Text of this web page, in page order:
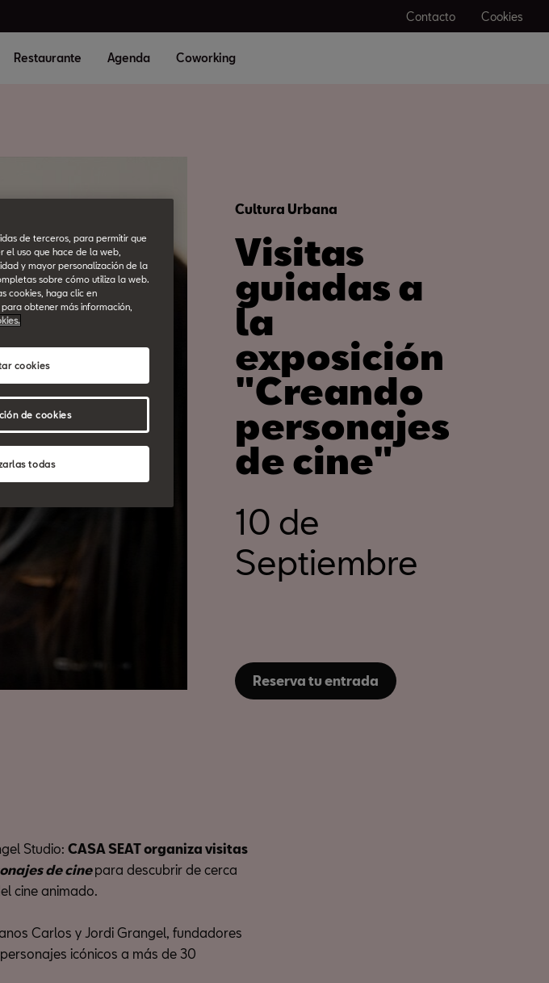
Contacto Cookies
Restaurante Agenda Coworking
Cultura Urbana
Visitas
guiadas a
la
exposición
"Creando
personajes
de cine"
10 de
Septiembre
Reserva tu entrada
Studio: CASA SEAT organiza visitas
de cine para descubrir de cerca
cine animado.
Carlos y Jordi Grangel, fundadores
icónicos a más de 30
de terceros, para permitir que
el uso que hace de la web,
y mayor personalización de la
sobre cómo utiliza la web.
cookies, haga clic en
obtener más información,
todas
cookies
de cookies